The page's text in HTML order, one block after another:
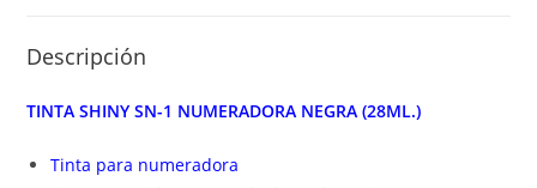
Descripción
TINTA SHINY SN-1 NUMERADORA NEGRA (28ML.)
Tinta para numeradora